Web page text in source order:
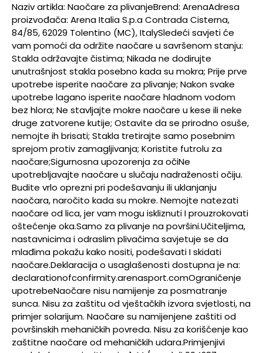
Naziv artikla: Naočare za plivanjeBrend: ArenaAdresa
proizvođača: Arena Italia S.p.a Contrada Cisterna,
84/85, 62029 Tolentino (MC), ItalySledeći savjeti će
vam pomoći da održite naočare u savršenom stanju:
Stakla održavajte čistima; Nikada ne dodirujte
unutrašnjost stakla posebno kada su mokra; Prije prve
upotrebe isperite naočare za plivanje; Nakon svake
upotrebe lagano isperite naočare hladnom vodom
bez hlora; Ne stavljajte mokre naočare u kese ili neke
druge zatvorene kutije; Ostavite da se prirodno osuše,
nemojte ih brisati; Stakla tretirajte samo posebnim
sprejom protiv zamagljivanja; Koristite futrolu za
naočare;Sigurnosna upozorenja za očiNe
upotrebljavajte naočare u slučaju nadraženosti očiju.
Budite vrlo oprezni pri podešavanju ili uklanjanju
naočara, naročito kada su mokre. Nemojte natezati
naočare od lica, jer vam mogu iskliznuti I prouzrokovati
oštećenje oka.Samo za plivanje na površini.Učiteljima,
nastavnicima i odraslim plivačima savjetuje se da
mlađima pokažu kako nositi, podešavati I skidati
naočare.Deklaracija o usaglašenosti dostupna je na:
declarationofconfirmity.arenasport.comOgraničenje
upotrebeNaočare nisu namijenje za posmatranje
sunca. Nisu za zaštitu od vještačkih izvora svjetlosti, na
primjer solarijum. Naočare su namijenjene zaštiti od
površinskih mehaničkih povreda. Nisu za korišćenje kao
zaštitne naočare od mehaničkih udara.Primjenjivi